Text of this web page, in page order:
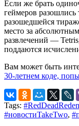
Если же брать
геймеров
разошедшейся
место за
развлечений —
поддаются
Вам может быть
30-летнем коде,
Tags:
#новостиTakeTwo,